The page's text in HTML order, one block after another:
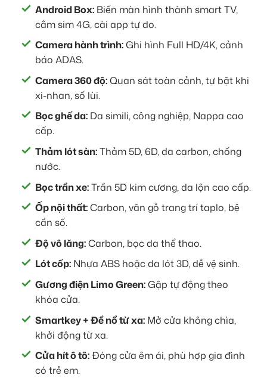
Android Box: Biến màn hình thành smart TV,
cắm sim 4G, cài app tự do.
Camera hành trình:Ghi hình Full HD/4K, cảnh
báo ADAS.
Camera 360 độ:Quan sát toàn cảnh, tự bật khi
xi-nhan, số lùi.
Bọc ghế da: Da simili, công nghiệp, Nappa cao
cấp.
Thảm lót sàn:Thảm 5D, 6D, da carbon, chống
nước.
Bọc trần xe:Trần 5D kim cương, da lộn cao cấp.
Ốp nội thất:Carbon, vân gỗ trang trí taplo, bệ
cần số.
Độ vô lăng:Carbon, bọc da thể thao.
Lót cốp: Nhựa ABS hoặc da lót 3D, dễ vệ sinh.
Gương điện Limo Green:Gập tự động theo
khóa cửa.
Smartkey + Đề nổ từ xa: Mở cửa không chìa,
khởi động từ xa.
Cửa hít ô tô:Đóng cửa êm ái, phù hợp gia đình
có trẻ em.